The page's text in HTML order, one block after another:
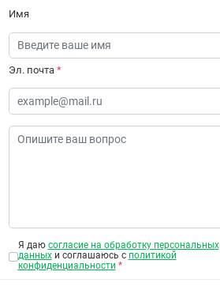
Имя
Эл. почта *
Я даю согласие на обработку персональных
данныхи соглашаюсь с политикой
конфиденциальности *